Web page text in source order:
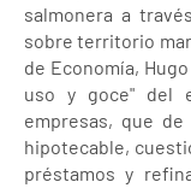
salmonera a
sobre territorio
de Economía,
uso y goce" del
empresas, que
hipotecable,
préstamos y